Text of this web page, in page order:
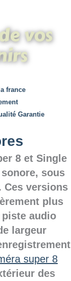
vos
france
Garantie
8 et Single
sous
Ces versions
plus
audio
largeur
super 8
des